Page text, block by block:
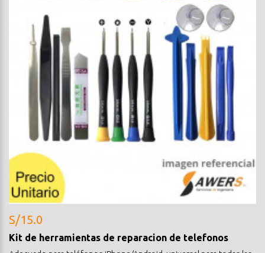
S/15.0
Kit de herramientas de reparacion de telefonos